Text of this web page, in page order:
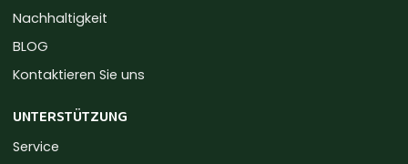
Nachhaltigkeit
BLOG
Kontaktieren Sie uns
UNTERSTÜTZUNG
Service